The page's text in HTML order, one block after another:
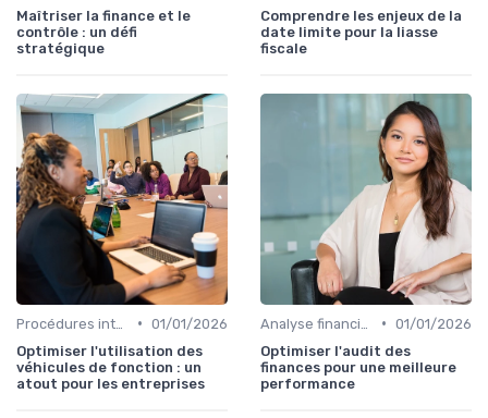
Maîtriser la finance et le
contrôle : un défi
stratégique
Comprendre les enjeux de la
date limite pour la liasse
fiscale
• 01/01/2026
Optimiser l'utilisation des
véhicules de fonction : un
atout pour les entreprises
• 01/01/2026
Optimiser l'audit des
finances pour une meilleure
performance